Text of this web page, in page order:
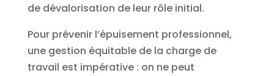
de dévalorisation de leur rôle initial.
Pour prévenir l’épuisement professionnel,
une gestion équitable de la charge de
travail est impérative : on ne peut